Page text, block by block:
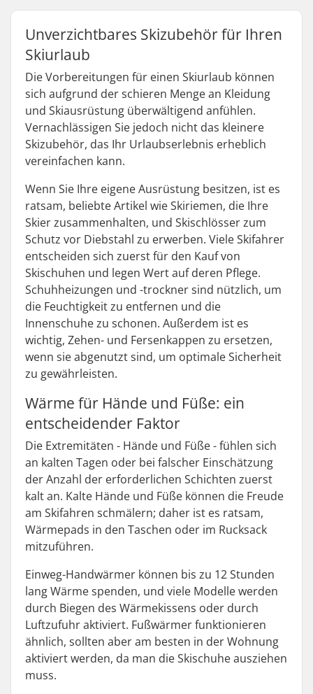
Unverzichtbares Skizubehör für Ihren
Skiurlaub
Die Vorbereitungen für einen Skiurlaub können
sich aufgrund der schieren Menge an Kleidung
und Skiausrüstung überwältigend anfühlen.
Vernachlässigen Sie jedoch nicht das kleinere
Skizubehör, das Ihr Urlaubserlebnis erheblich
vereinfachen kann.
Wenn Sie Ihre eigene Ausrüstung besitzen, ist es
ratsam, beliebte Artikel wie Skiriemen, die Ihre
Skier zusammenhalten, und Skischlösser zum
Schutz vor Diebstahl zu erwerben. Viele Skifahrer
entscheiden sich zuerst für den Kauf von
Skischuhen und legen Wert auf deren Pflege.
Schuhheizungen und -trockner sind nützlich, um
die Feuchtigkeit zu entfernen und die
Innenschuhe zu schonen. Außerdem ist es
wichtig, Zehen- und Fersenkappen zu ersetzen,
wenn sie abgenutzt sind, um optimale Sicherheit
zu gewährleisten.
Wärme für Hände und Füße: ein
entscheidender Faktor
Die Extremitäten - Hände und Füße - fühlen sich
an kalten Tagen oder bei falscher Einschätzung
der Anzahl der erforderlichen Schichten zuerst
kalt an. Kalte Hände und Füße können die Freude
am Skifahren schmälern; daher ist es ratsam,
Wärmepads in den Taschen oder im Rucksack
mitzuführen.
Einweg-Handwärmer können bis zu 12 Stunden
lang Wärme spenden, und viele Modelle werden
durch Biegen des Wärmekissens oder durch
Luftzufuhr aktiviert. Fußwärmer funktionieren
ähnlich, sollten aber am besten in der Wohnung
aktiviert werden, da man die Skischuhe ausziehen
muss.